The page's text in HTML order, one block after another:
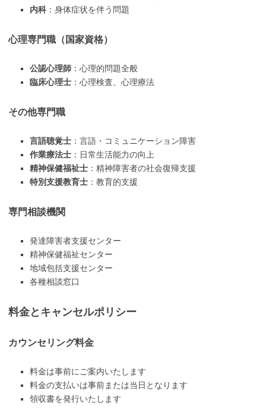
内科 ：身体症状を伴う問題
心理専門職（国家資格）
公認心理師 ：心理的問題全般
臨床心理士 ：心理検査、心理療法
その他専門職
言語聴覚士 ：言語・コミュニケーション障害
作業療法士 ：日常生活能力の向上
精神保健福祉士 ：精神障害者の社会復帰支援
特別支援教育士 ：教育的支援
専門相談機関
発達障害者支援センター
精神保健福祉センター
地域包括支援センター
各種相談窓口
料金とキャンセルポリシー
カウンセリング料金
料金は事前にご案内いたします
料金の支払いは事前または当日となります
領収書を発行いたします